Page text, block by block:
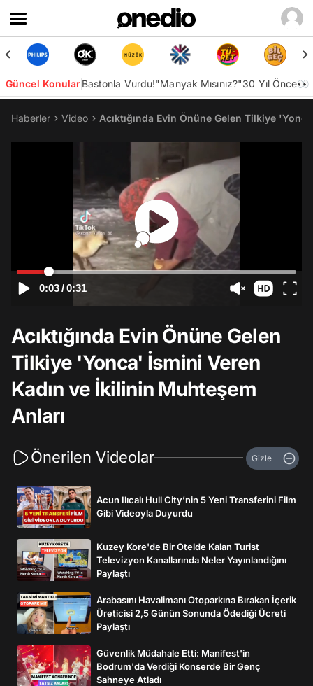
Güncel KonularBastonla Vurdu!"Manyak Mısınız?"30 Yıl Önce👀
Haberler Video Acıktığında Evin Önüne Gelen Tilkiye
0:03/0:31
Acıktığında Evin Önüne Gelen
Tilkiye 'Yonca' İsmini Veren
Kadın ve İkilinin Muhteşem
Anları
Önerilen Videolar Gizle
Acun Ilıcalı Hull City’nin 5 Yeni Transferini Film
Gibi Videoyla Duyurdu
Kuzey Kore'de Bir Otelde Kalan Turist
Televizyon Kanallarında Neler Yayınlandığını
Paylaştı
Arabasını Havalimanı Otoparkına Bırakan İçerik
Üreticisi 2,5 Günün Sonunda Ödediği Ücreti
Paylaştı
Güvenlik Müdahale Etti: Manifest'in
Bodrum'da Verdiği Konserde Bir Genç
Sahneye Atladı